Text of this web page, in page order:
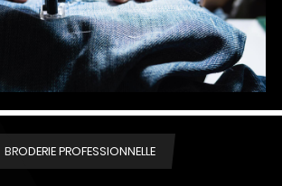
BRODERIE PROFESSIONNELLE